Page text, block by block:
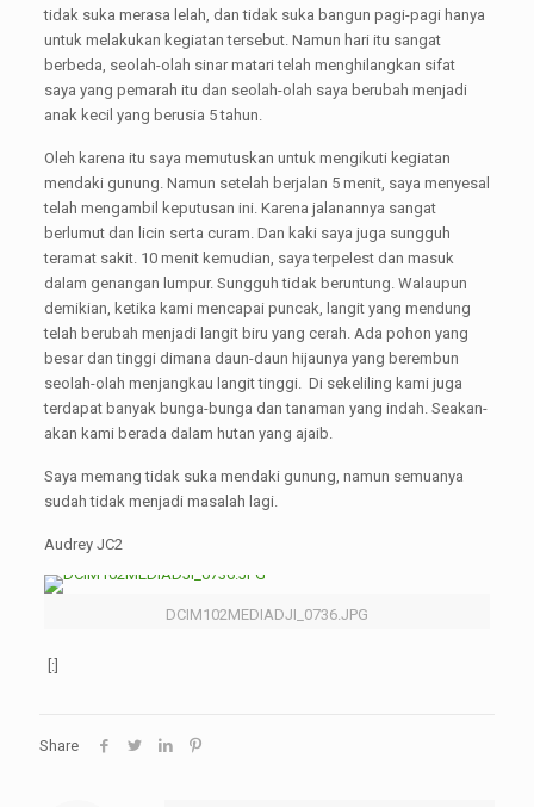
tidak suka merasa lelah, dan tidak suka bangun pagi-pagi hanya
untuk melakukan kegiatan tersebut. Namun hari itu sangat
berbeda, seolah-olah sinar matari telah menghilangkan sifat
saya yang pemarah itu dan seolah-olah saya berubah menjadi
anak kecil yang berusia 5 tahun.
Oleh karena itu saya memutuskan untuk mengikuti kegiatan
mendaki gunung. Namun setelah berjalan 5 menit, saya menyesal
telah mengambil keputusan ini. Karena jalanannya sangat
berlumut dan licin serta curam. Dan kaki saya juga sungguh
teramat sakit. 10 menit kemudian, saya terpelest dan masuk
dalam genangan lumpur. Sungguh tidak beruntung. Walaupun
demikian, ketika kami mencapai puncak, langit yang mendung
telah berubah menjadi langit biru yang cerah. Ada pohon yang
besar dan tinggi dimana daun-daun hijaunya yang berembun
seolah-olah menjangkau langit tinggi. Di sekeliling kami juga
terdapat banyak bunga-bunga dan tanaman yang indah. Seakan-
akan kami berada dalam hutan yang ajaib.
Saya memang tidak suka mendaki gunung, namun semuanya
sudah tidak menjadi masalah lagi.
Audrey JC2
DCIM102MEDIADJI_0736.JPG
[:]
Share